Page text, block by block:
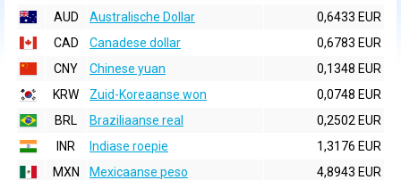
AUD
Australische Dollar
0,6433 EUR
CAD
Canadese dollar
0,6783 EUR
CNY
Chinese yuan
0,1348 EUR
KRW
Zuid-Koreaanse won
0,0748 EUR
BRL
Braziliaanse real
0,2502 EUR
INR
Indiase roepie
1,3176 EUR
MXN
Mexicaanse peso
4,8943 EUR